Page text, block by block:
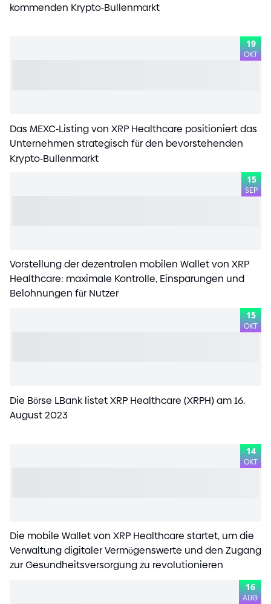
kommenden Krypto-Bullenmarkt
19
OKT
Das MEXC-Listing von XRP Healthcare positioniert das
Unternehmen strategisch für den bevorstehenden
Krypto-Bullenmarkt
15
SEP
Vorstellung der dezentralen mobilen Wallet von XRP
Healthcare: maximale Kontrolle, Einsparungen und
Belohnungen für Nutzer
15
OKT
Die Börse LBank listet XRP Healthcare (XRPH)am 16.
August 2023
14
OKT
Die mobile Wallet von XRP Healthcare startet, um die
Verwaltung digitaler Vermögenswerte und den Zugang
zur Gesundheitsversorgung zu revolutionieren
16
AUG